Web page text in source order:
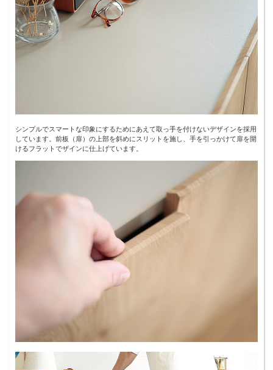
シンプルでスマートな印象にするためにあえて取っ手を付けないデザインを採用
しています。前板（扉）の上部を斜めにスリットを施し、手を引っかけて扉を開
けるフラットでザインに仕上げています。